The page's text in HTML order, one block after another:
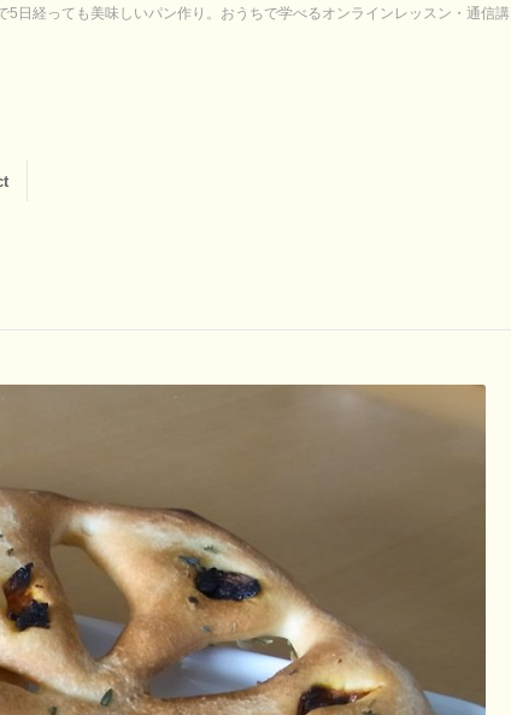
日経っても美味しいパン作り。おうちで学べるオンラインレッスン・通信講